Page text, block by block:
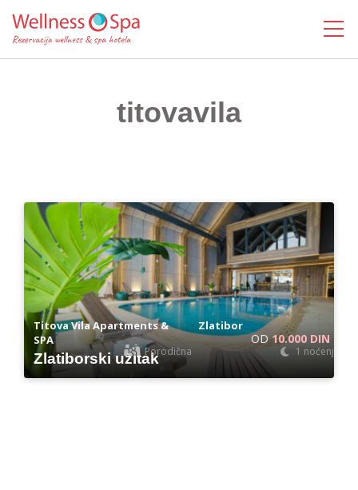
titovavila
Titova Vila Apartments &
SPA
- Zlatibor
Zlatiborski užitak
OD10.000 DIN
Porodična 1 noćenje